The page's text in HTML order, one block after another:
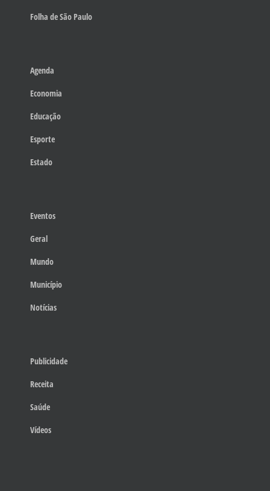
Folha de São Paulo
Agenda
Economia
Educação
Esporte
Estado
Eventos
Geral
Mundo
Município
Notícias
Publicidade
Receita
Saúde
Vídeos